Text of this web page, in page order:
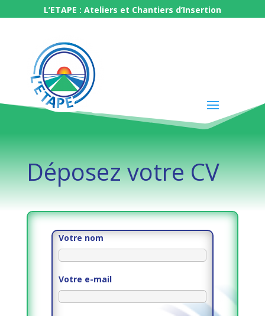
L’ETAPE : Ateliers et Chantiers d’Insertion
Déposez votre CV
Votre nom
Votre e-mail